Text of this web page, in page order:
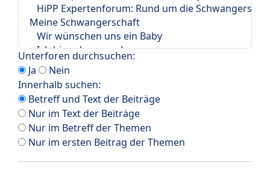
Unterforen durchsuchen:
Ja
Nein
Innerhalb suchen:
Betreff und Text der Beiträge
Nur im Text der Beiträge
Nur im Betreff der Themen
Nur im ersten Beitrag der Themen